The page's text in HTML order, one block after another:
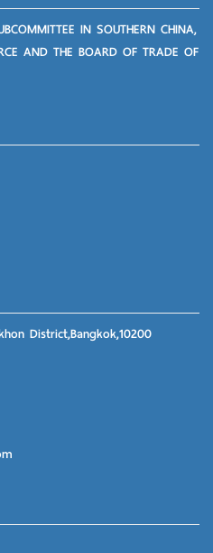
IN SOUTHERN CHINA,
AND THE BOARD OF TRADE OF
District,Bangkok,10200